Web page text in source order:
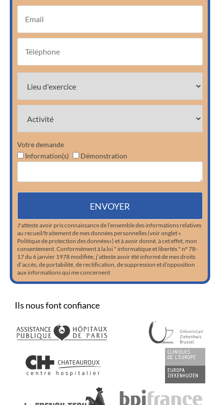
Votre demande
Information(s)
Démonstration
J'atteste avoir pris connaissance de l’ensemble des informations relatives
au recueil/traitement de mes données personnelles (voir onglet «
Politique de protection des données») et à avoir donné, à cet effet, mon
consentement. Conformément à la loi " informatique et libertés " n° 78-
17 du 6 janvier 1978 modifiée, j’atteste avoir été informé de mes droits
d‘accès, de portabilité, de rectification, de suppression et d’opposition
aux informations qui me concernent
Ils nous font confiance